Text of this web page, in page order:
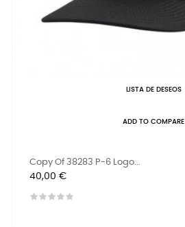
LISTA DE DESEOS
ADD TO COMPARE
Copy Of 38283 P-6 Logo...
Precio
40,00 €